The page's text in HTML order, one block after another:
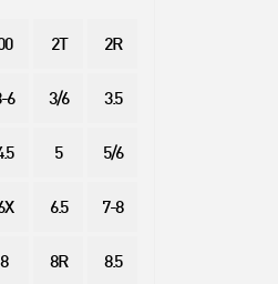
2T 2R
6 3/6 3.5
5 5/6
6.5 7-8
8 8R 8.5